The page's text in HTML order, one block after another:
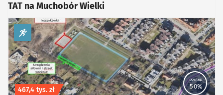
TAT na Muchobór Wielki
kategoria Sport i rekreacja
postęp
50%
Koszt inwestycji
467,4 tys. zł